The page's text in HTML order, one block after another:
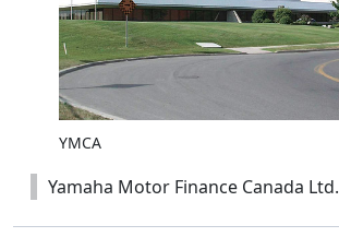
YMCA
Yamaha Motor Finance Canada Ltd.